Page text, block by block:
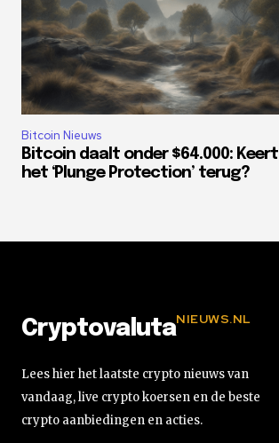
Bitcoin Nieuws
Bitcoin daalt onder $64.000: Keert
het ‘Plunge Protection’ terug?
CryptovalutaNIEUWS.NL
Lees hier het laatste crypto nieuws van
vandaag, live crypto koersen en de beste
crypto aanbiedingen en acties.